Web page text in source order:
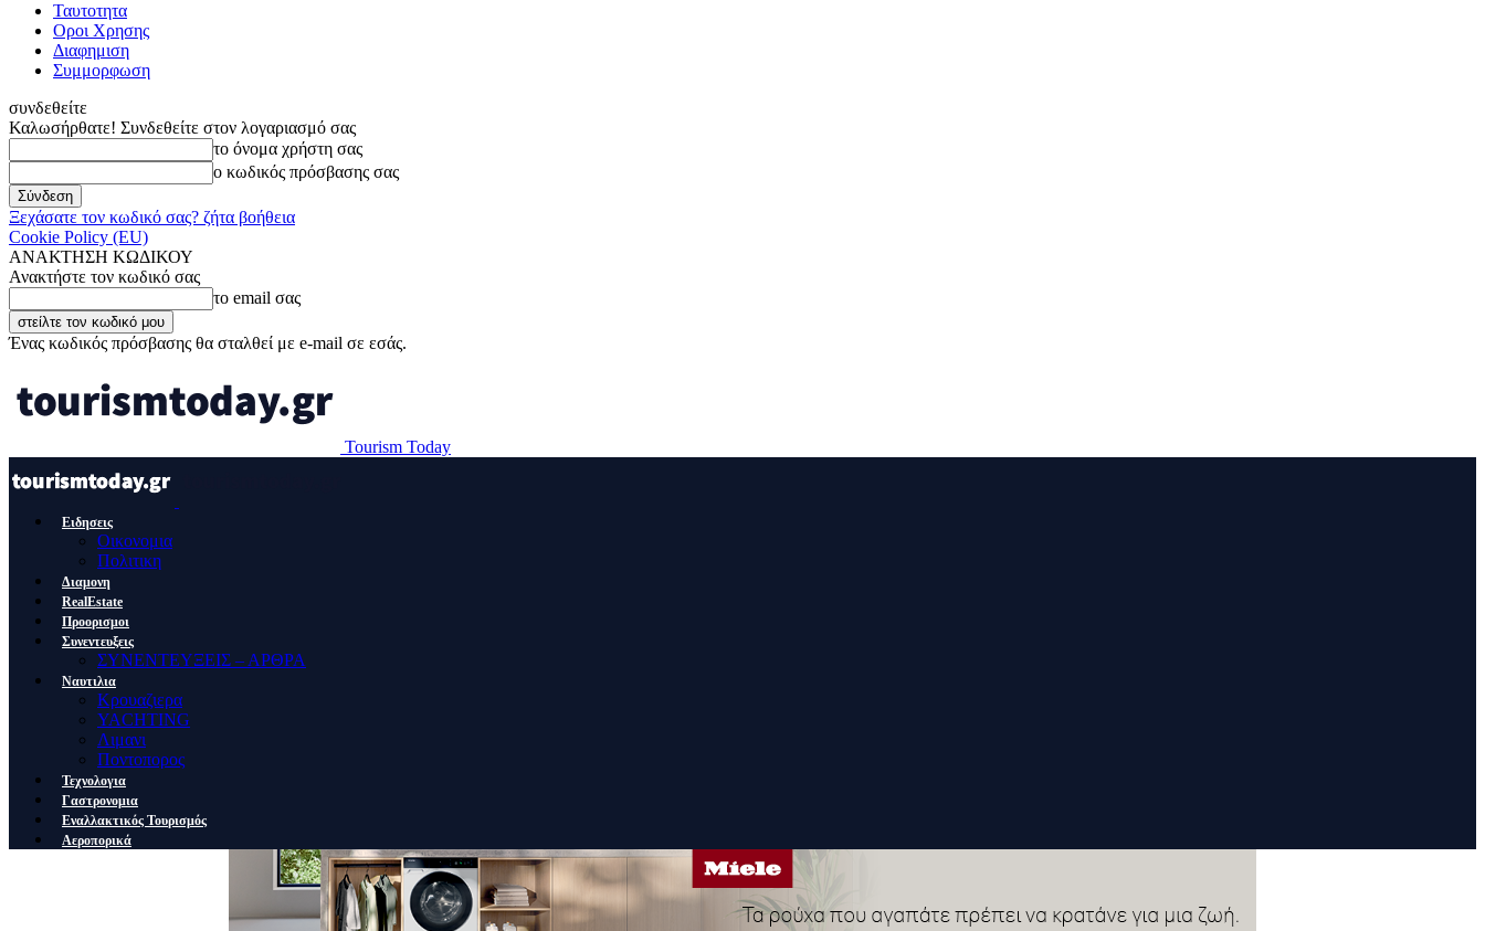
Ταυτοτητα
Οροι Χρησης
Διαφημιση
Συμμορφωση
συνδεθείτε
Καλωσήρθατε! Συνδεθείτε στον λογαριασμό σας
το όνομα χρήστη σας
ο κωδικός πρόσβασης σας
Ξεχάσατε τον κωδικό σας? ζήτα βοήθεια
Cookie Policy (EU)
ΑΝΑΚΤΗΣΗ ΚΩΔΙΚΟΥ
Ανακτήστε τον κωδικό σας
το email σας
Ένας κωδικός πρόσβασης θα σταλθεί με e-mail σε εσάς.
Tourism Today
Ειδησεις
Οικονομια
Πολιτικη
Διαμονη
RealEstate
Προορισμοι
Συνεντευξεις
ΣΥΝΕΝΤΕΥΞΕΙΣ – ΑΡΘΡΑ
Ναυτιλια
Κρουαζιερα
YACHTING
Λιμανι
Ποντοπορος
Τεχνολογια
Γαστρονομια
Εναλλακτικός Τουρισμός
Αεροπορικά